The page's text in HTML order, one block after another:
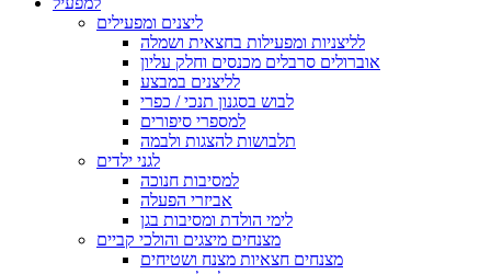
ליצנים ומפעילים
לליצניות ומפעילות בחצאית ושמלה
אוברולים סרבלים מכנסים וחלק עליון
לליצנים במבצע
לבוש בסגנון תנכי / כפרי
למספרי סיפורים
תלבושות להצגות ולבמה
לגני ילדים
למסיבות חנוכה
אביזרי הפעלה
לימי הולדת ומסיבות בגן
מצנחים מיצגים והולכי קביים
מצנחים חצאיות מצנח ושטיחים